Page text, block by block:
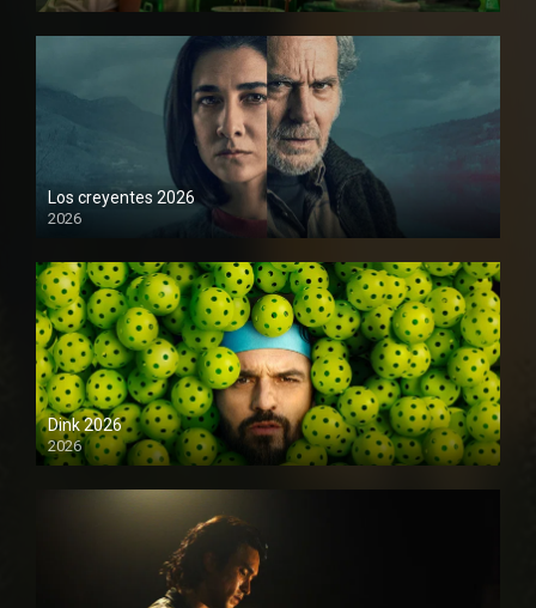
Los creyentes 2026
2026
1080P
Dink 2026
2026
1080P